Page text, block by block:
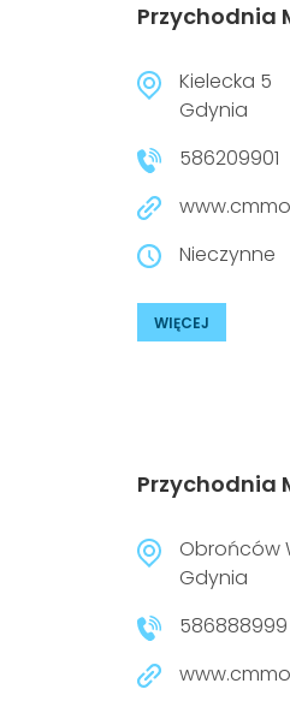
Przychodnia
Kielecka 5
Gdynia
586209901
Nieczynne
WIĘCEJ
Przychodnia
Obrońców
Gdynia
586888999